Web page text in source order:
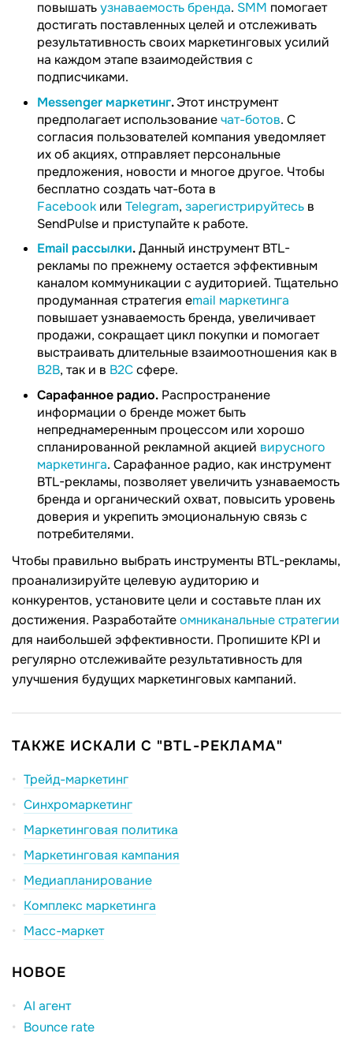
повышатьузнаваемость бренда. SMM помогает
достигать поставленных целей и отслеживать
результативность своих маркетинговых усилий
на каждом этапе взаимодействия с
подписчиками.
Messenger маркетинг.Этот инструмент
предполагает использованиечат-ботов. С
согласия пользователей компания уведомляет
их об акциях, отправляет персональные
предложения, новости и многое другое. Чтобы
бесплатно создать чат-бота в
Facebook или Telegram, зарегистрируйтесь в
SendPulse и приступайте к работе.
Email рассылки.Данный инструмент BTL-
рекламы по прежнему остается эффективным
каналом коммуникации с аудиторией. Тщательно
продуманная стратегия email маркетинга
повышает узнаваемость бренда, увеличивает
продажи, сокращает цикл покупки и помогает
выстраивать длительные взаимоотношения как в
B2B, так и в B2Cсфере.
Сарафанное радио. Распространение
информации о бренде может быть
непреднамеренным процессом или хорошо
спланированной рекламной акцией вирусного
маркетинга. Сарафанное радио, как инструмент
BTL-рекламы, позволяет увеличить узнаваемость
бренда и органический охват, повысить уровень
доверия и укрепить эмоциональную связь с
потребителями.
Чтобы правильно выбрать инструменты BTL-рекламы,
проанализируйте целевую аудиторию и
конкурентов, установите цели и составьте план их
достижения. Разработайтеомниканальные стратегии
для наибольшей эффективности. Пропишите KPI и
регулярно отслеживайте результативность для
улучшения будущих маркетинговых кампаний.
ТАКЖЕ ИСКАЛИ С "BTL-РЕКЛАМА"
Трейд-маркетинг
Синхромаркетинг
Маркетинговая политика
Маркетинговая кампания
Медиапланирование
Комплекс маркетинга
Масс-маркет
НОВОЕ
AI агент
Bounce rate